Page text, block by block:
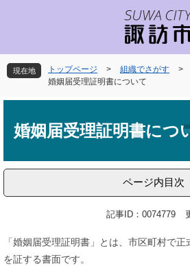
先
頭
を
飛
現在地 トップページ > 組織でさがす >
婚姻届受理証明書について
婚姻届受理証明書につ
ページ内目次
記事ID：0074779
「婚姻届受理証明書」とは、市区町村で
を証する書面です。